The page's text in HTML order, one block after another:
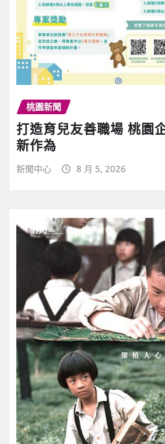
桃園新聞
打造育兒友善職場 桃園
新作為
新聞中心 8 月 5, 2026